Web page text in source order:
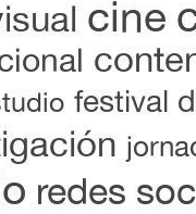
cine
festival
redes